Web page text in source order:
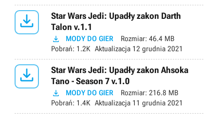

Star Wars Jedi: Upadły zakon Darth
Talon v.1.1
 MODY DO GIER Rozmiar: 46.4 MB
Pobrań: 1.2K Aktualizacja 12 grudnia 2021

Star Wars Jedi: Upadły zakon Ahsoka
Tano - Season 7 v.1.0
 MODY DO GIER Rozmiar: 216.8 MB
Pobrań: 1.4K Aktualizacja 11 grudnia 2021